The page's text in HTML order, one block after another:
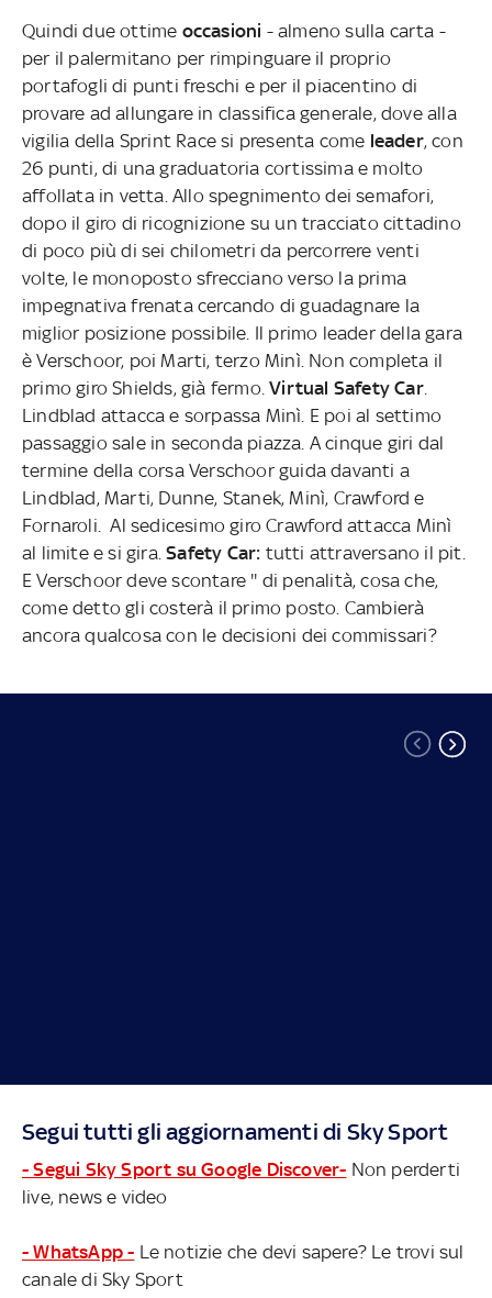
Quindi due ottime occasioni - almeno sulla carta -
per il palermitano per rimpinguare il proprio
portafogli di punti freschi e per il piacentino di
provare ad allungare in classifica generale, dove alla
vigilia della Sprint Race si presenta come leader, con
26 punti, di una graduatoria cortissima e molto
affollata in vetta. Allo spegnimento dei semafori,
dopo il giro di ricognizione su un tracciato cittadino
di poco più di sei chilometri da percorrere venti
volte, le monoposto sfrecciano verso la prima
impegnativa frenata cercando di guadagnare la
miglior posizione possibile. Il primo leader della gara
è Verschoor, poi Marti, terzo Minì. Non completa il
primo giro Shields, già fermo.Virtual Safety Car.
Lindblad attacca e sorpassa Minì. E poi al settimo
passaggio sale in seconda piazza. A cinque giri dal
termine della corsa Verschoor guida davanti a
Lindblad, Marti, Dunne, Stanek, Minì, Crawford e
Fornaroli. Al sedicesimo giro Crawford attacca Minì
al limite e si gira.Safety Car: tutti attraversano il pit.
E Verschoor deve scontare '' di penalità, cosa che,
come detto gli costerà il primo posto. Cambierà
ancora qualcosa con le decisioni dei commissari?
Segui tutti gli aggiornamenti di Sky Sport
- Segui Sky Sport su Google Discover- Non perderti
live, news e video
- WhatsApp - Le notizie che devi sapere? Le trovi sul
canale di Sky Sport